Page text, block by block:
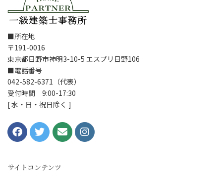
■所在地
〒191-0016
東京都日野市神明3-10-5 エスプリ日野106
■電話番号
042-582-6371（代表）
受付時間 9:00-17:30
[ 水・日・祝日除く ]
サイトコンテンツ